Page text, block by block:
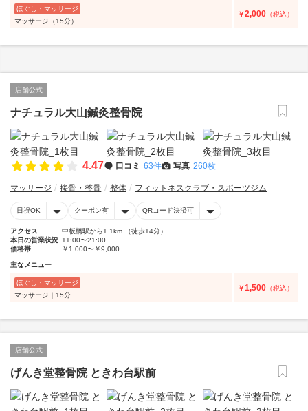
ほぐし・マッサージ
マッサージ（15分）
￥2,000 （税込）
店舗公式
ナチュラル大山鍼灸整骨院
4.47 口コミ 63件 写真 260枚
マッサージ 接骨・整骨 整体 フィットネスクラブ・スポーツジム
日祝OK クーポン有 QRコード決済可
アクセス
中板橋駅から1.1km （徒歩14分）
本日の営業状況 11:00〜21:00
価格帯
￥1,000〜￥9,000
主なメニュー
ほぐし・マッサージ
マッサージ｜15分
￥1,500 （税込）
店舗公式
げんき堂整骨院 ときわ台駅前